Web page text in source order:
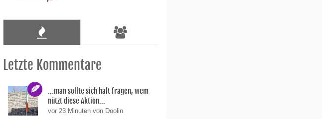
Letzte Kommentare
...man sollte sich halt fragen, wem
nützt diese Aktion...
vor 23 Minuten von Doolin